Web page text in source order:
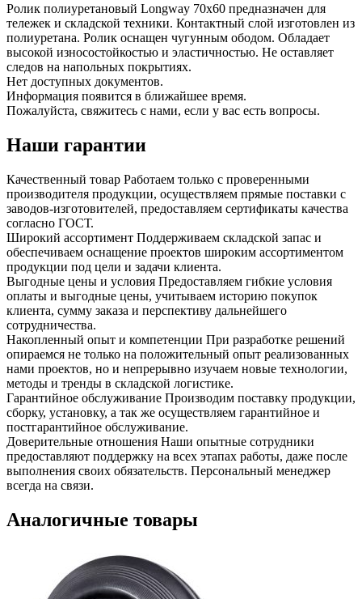
Ролик полиуретановый Longway 70х60 предназначен для
тележек и складской техники. Контактный слой изготовлен из
полиуретана. Ролик оснащен чугунным ободом. Обладает
высокой износостойкостью и эластичностью. Не оставляет
следов на напольных покрытиях.
Нет доступных документов.
Информация появится в ближайшее время.
Пожалуйста, свяжитесь с нами, если у вас есть вопросы.
Наши гарантии
Качественный товар Работаем только с проверенными
производителя продукции, осуществляем прямые поставки с
заводов-изготовителей, предоставляем сертификаты качества
согласно ГОСТ.
Широкий ассортимент Поддерживаем складской запас и
обеспечиваем оснащение проектов широким ассортиментом
продукции под цели и задачи клиента.
Выгодные цены и условия Предоставляем гибкие условия
оплаты и выгодные цены, учитываем историю покупок
клиента, сумму заказа и перспективу дальнейшего
сотрудничества.
Накопленный опыт и компетенции При разработке решений
опираемся не только на положительный опыт реализованных
нами проектов, но и непрерывно изучаем новые технологии,
методы и тренды в складской логистике.
Гарантийное обслуживание Производим поставку продукции,
сборку, установку, а так же осуществляем гарантийное и
постгарантийное обслуживание.
Доверительные отношения Наши опытные сотрудники
предоставляют поддержку на всех этапах работы, даже после
выполнения своих обязательств. Персональный менеджер
всегда на связи.
Аналогичные товары